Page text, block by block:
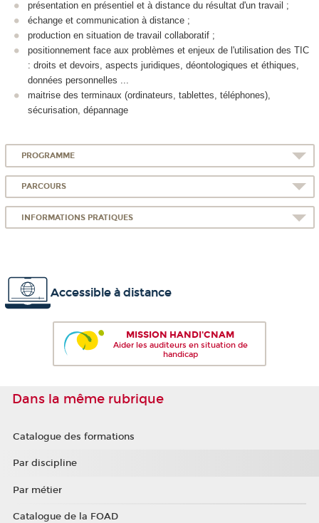
présentation en présentiel et à distance du résultat d'un travail ;
échange et communication à distance ;
production en situation de travail collaboratif ;
positionnement face aux problèmes et enjeux de l'utilisation des TIC
: droits et devoirs, aspects juridiques, déontologiques et éthiques,
données personnelles ...
maitrise des terminaux (ordinateurs, tablettes, téléphones),
sécurisation, dépannage
PROGRAMME
PARCOURS
INFORMATIONS PRATIQUES
Accessible à distance
MISSION HANDI'CNAM
Aider les auditeurs en situation de
handicap
Dans la même rubrique
Catalogue des formations
Par discipline
Par métier
Catalogue de la FOAD